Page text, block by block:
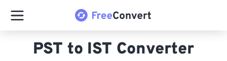
PST to IST Converter